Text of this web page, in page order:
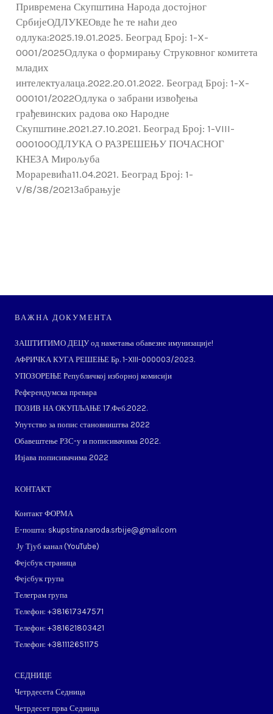
Привремена Скупштина Народа достојног
СрбијеОДЛУКЕОвде ће те наћи део
одлука:2025.19.01.2025. Београд Број: 1-X-
0001/2025Одлука о формирању Струковног комитета
младих
интелектуалаца.2022.20.01.2022. Београд Број: 1-X-
000101/2022Одлука о забрани извођења
грађевинских радова око Народне
Скупштине.2021.27.10.2021. Београд Број: 1-VIII-
000100ОДЛУКА О РАЗРЕШЕЊУ ПОЧАСНОГ
КНЕЗА Мирољуба
Мораревића11.04.2021. Београд Број: 1-
V/8/38/2021Забрањује
ВАЖНА ДОКУМЕНТА
ЗАШТИТИМО ДЕЦУ од наметања обавезне имунизације!
АФРИЧКА КУГА РЕШЕЊЕ Бр. 1-XIII-000003/2023.
УПОЗОРЕЊЕ Републичкој изборној комисији
Референдумска превара
ПОЗИВ НА ОКУПЉАЊЕ 17.Феб.2022.
Упутство за попис становништва 2022
Обавештење РЗС-у и пописивачима 2022.
Изјава пописивачима 2022
КОНТАКТ
Контакт ФОРМА
Е-пошта: skupstina.naroda.srbije@gmail.com
Ју Тјуб канал (YouTube)
Фејсбук страница
Фејсбук група
Телеграм група
Телефон: ​+381617347571
Телефон: ​+381621803421
Телефон: ​+381112651175
СЕДНИЦЕ
Четрдесета Седница
Четрдесет прва Седница